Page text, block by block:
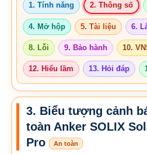
1. Tính năng 2. Thông số
4. Mở hộp 5. Tài liệu 6.
8. Lỗi 9. Bảo hành 10.
12. Hiểu lầm 13. Hỏi đáp
3. Biểu tượng cảnh
toàn Anker SOLIX
Pro
An toàn